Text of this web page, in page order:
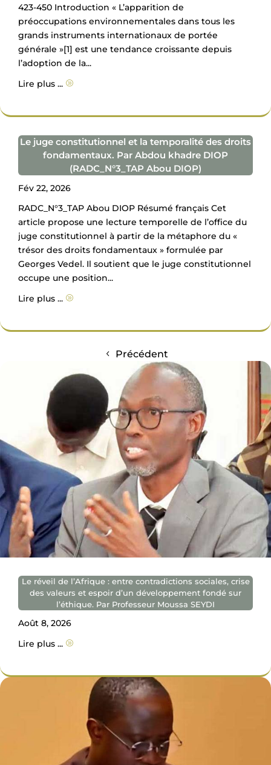
423-450 Introduction « L’apparition de
préoccupations environnementales dans tous les
grands instruments internationaux de portée
générale »[1] est une tendance croissante depuis
l’adoption de la...
Lire plus ... A
Le juge constitutionnel et la temporalité des droits
fondamentaux. Par Abdou khadre DIOP
(RADC_N°3_TAP Abou DIOP)
Fév 22, 2026
RADC_N°3_TAP Abou DIOP Résumé français Cet
article propose une lecture temporelle de l’office du
juge constitutionnel à partir de la métaphore du «
trésor des droits fondamentaux » formulée par
Georges Vedel. Il soutient que le juge constitutionnel
occupe une position...
Lire plus ... A
Précédent
Le réveil de l’Afrique : entre contradictions sociales, crise
des valeurs et espoir d’un développement fondé sur
l’éthique. Par Professeur Moussa SEYDI
Août 8, 2026
Lire plus ... A